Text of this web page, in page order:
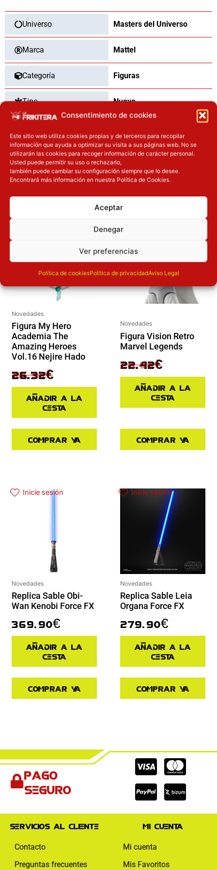
Consentimiento de cookies
Este sitio web utiliza cookies propias y de terceros para recopilar
información que ayuda a optimizar su visita a sus páginas web. No se
utilizarán las cookies para recoger información de carácter personal.
Usted puede permitir su uso o rechazarlo,
también puede cambiar su configuración siempre que lo desee.
Encontrará más información en nuestra Política de Cookies.
Aceptar
Denegar
Ver preferencias
Política de cookiesPolítica de privacidadAviso Legal
the
Universe
cantidad
Universo Masters del Universo
Marca Mattel
Categoría Figuras
Tipo Nuevo
OTROS PRODUCTOS QUE TE
PUEDEN INTERESAR
Novedades
Figura My Hero
Academia The
Amazing Heroes
Vol.16 Nejire Hado
32.90€
El precio original era: 32.90€.
26.32€
El precio actual es: 26.32€.
Añadir a la
cesta
Comprar ya
Novedades
Figura Vision Retro
Marvel Legends
29.90€
El precio original era: 29.90€.
22.42€
El precio actual es: 22.42€.
Añadir a la
cesta
Comprar ya
Inicie sesión
Novedades
Replica Sable Obi-
Wan Kenobi Force FX
369.90€
Añadir a la
cesta
Comprar ya
Inicie sesión
Novedades
Replica Sable Leia
Organa Force FX
279.90€
Añadir a la
cesta
Comprar ya
Pago
seguro
Cc-
visa
Cc-
Cc-
paypal
Servicios al cliente
Contacto
Preguntas frecuentes
Mi cuenta
Mi cuenta
Mis Favoritos